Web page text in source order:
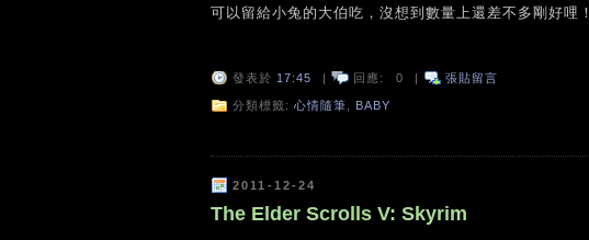
可以留給小兔的大伯吃，沒想到數量上還差不多剛好哩！
發表於 17:45 | 回應: 0 | 張貼留言
分類標籤: 心情隨筆 BABY
2011-12-24
The Elder Scrolls V: Skyrim